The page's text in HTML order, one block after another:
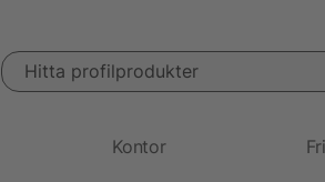
Hitta profilprodukter
Kontor